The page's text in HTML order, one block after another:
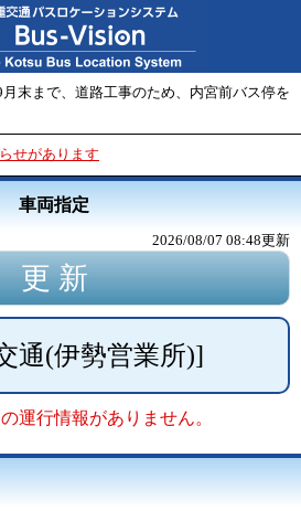
月末まで、道路工事のため、内宮前バス停を
せがあります
車両指定
2026/08/07 08:48更新
通(伊勢営業所)]
運行情報がありません。